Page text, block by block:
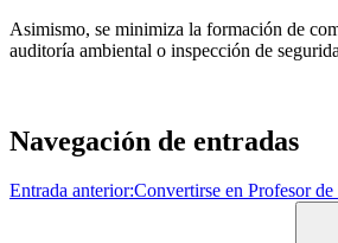
Asimismo, se minimiza la formación de
auditoría ambiental o inspección de
Navegación de entradas
Entrada anterior:Convertirse en Profesor